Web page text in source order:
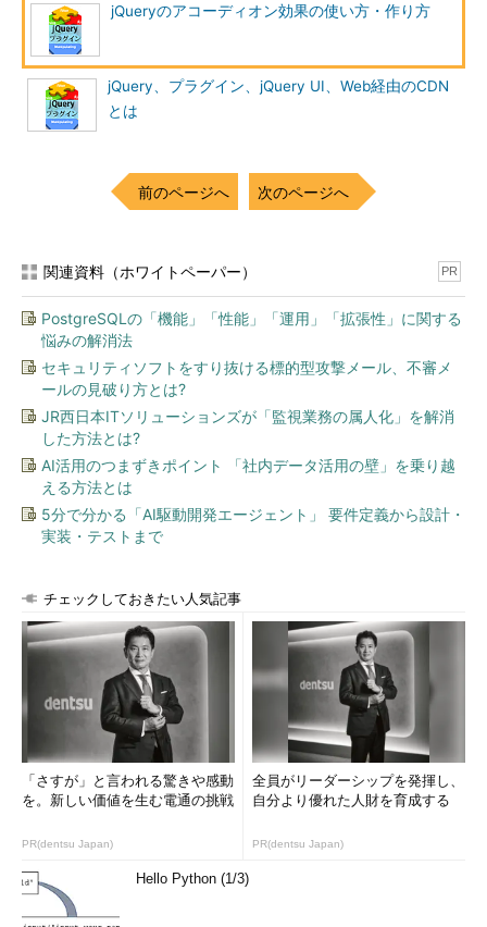
jQueryのアコーディオン効果の使い方・作り方
jQuery、プラグイン、jQuery UI、Web経由のCDN
とは
前のページへ 次のページへ
関連資料（ホワイトペーパー） PR
PostgreSQLの「機能」「性能」「運用」「拡張性」に関する
悩みの解消法
セキュリティソフトをすり抜ける標的型攻撃メール、不審メ
ールの見破り方とは?
JR西日本ITソリューションズが「監視業務の属人化」を解消
した方法とは?
AI活用のつまずきポイント 「社内データ活用の壁」を乗り越
える方法とは
5分で分かる「AI駆動開発エージェント」 要件定義から設計・
実装・テストまで
チェックしておきたい人気記事
「さすが」と言われる驚きや感動
を。新しい価値を生む電通の挑戦
PR(dentsu Japan)
全員がリーダーシップを発揮し、
自分より優れた人財を育成する
PR(dentsu Japan)
Hello Python (1/3)